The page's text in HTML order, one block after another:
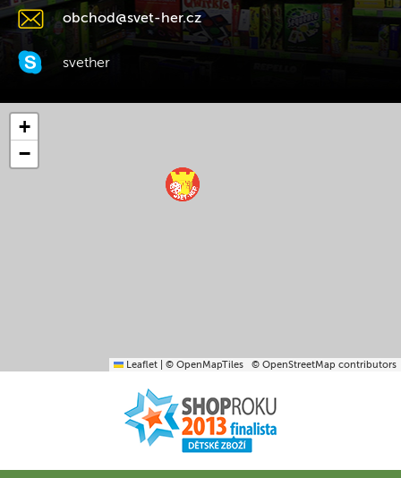
obchod@svet-her.cz
svether
+
−
Leaflet © OpenMapTiles © OpenStreetMap contributors